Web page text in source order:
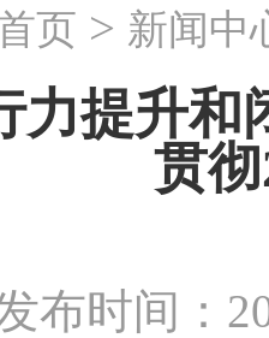
页 > 新闻中
力提升和
贯
布时间：